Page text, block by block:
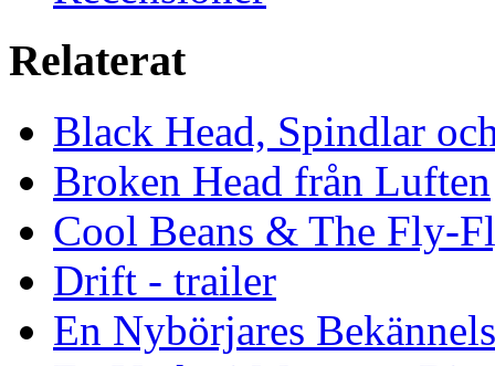
Relaterat
Black Head, Spindlar
Broken Head från Luften
Cool Beans & The Fly-
Drift - trailer
En Nybörjares